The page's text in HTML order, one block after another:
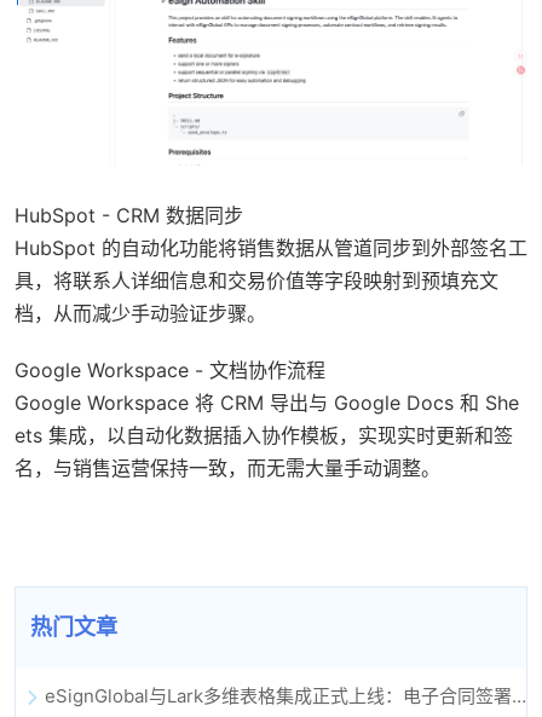
HubSpot - CRM 数据同步
HubSpot 的自动化功能将销售数据从管道同步到外部签名工
具，将联系人详细信息和交易价值等字段映射到预填充文
档，从而减少手动验证步骤。
Google Workspace - 文档协作流程
Google Workspace 将 CRM 导出与 Google Docs 和 She
ets 集成，以自动化数据插入协作模板，实现实时更新和签
名，与销售运营保持一致，而无需大量手动调整。
热门文章
eSignGlobal与Lark多维表格集成正式上线：电子合同签署归档全程自动化